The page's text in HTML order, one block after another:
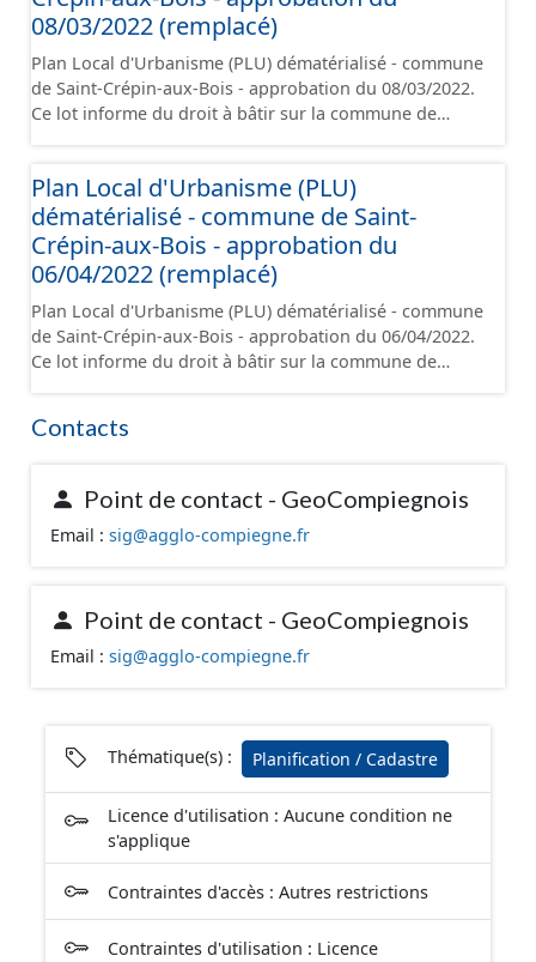
orientations d'aménagement et les données
géographiques. Malgré l'attention portée à la création
de ces données, il est rappelé que seuls les documents
papier font foi et sont opposables d'un point de vue
juridique.
08/03/2022 (remplacé)
Plan Local d'Urbanisme (PLU) dématérialisé - commune
de Saint-Crépin-aux-Bois - approbation du 08/03/2022.
Ce lot informe du droit à bâtir sur la commune de
du CNIG et contient les pièces administratives, le
rapport de présentation, le PADD, le règlement (à
l'exception des plans de zonages), les annexes, les
orientations d'aménagement et les données
géographiques. Malgré l'attention portée à la création
de ces données, il est rappelé que seuls les documents
papier font foi et sont opposables d'un point de vue
juridique.
Plan Local d'Urbanisme (PLU)
dématérialisé - commune de Saint-
Crépin-aux-Bois - approbation du
06/04/2022 (remplacé)
Plan Local d'Urbanisme (PLU) dématérialisé - commune
de Saint-Crépin-aux-Bois - approbation du 06/04/2022.
Ce lot informe du droit à bâtir sur la commune de
du CNIG et contient les pièces administratives, le
l'exception des plans de zonages), les annexes, les
orientations d'aménagement et les données
géographiques. Malgré l'attention portée à la création
juridique.
Contacts
Point de contact - GeoCompiegnois
Email : sig@agglo-compiegne.fr
Point de contact - GeoCompiegnois
Email : sig@agglo-compiegne.fr
Thématique(s) : Planification / Cadastre
Licence d'utilisation : Aucune condition ne
s'applique
Contraintes d'accès : Autres restrictions
Contraintes d'utilisation : Licence